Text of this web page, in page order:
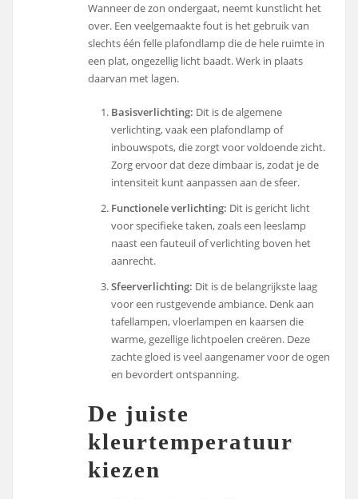
Wanneer de zon ondergaat, neemt kunstlicht het
over. Een veelgemaakte fout is het gebruik van
slechts één felle plafondlamp die de hele ruimte in
een plat, ongezellig licht baadt. Werk in plaats
daarvan met lagen.
Basisverlichting: Dit is de algemene
verlichting, vaak een plafondlamp of
inbouwspots, die zorgt voor voldoende zicht.
Zorg ervoor dat deze dimbaar is, zodat je de
intensiteit kunt aanpassen aan de sfeer.
Functionele verlichting: Dit is gericht licht
voor specifieke taken, zoals een leeslamp
naast een fauteuil of verlichting boven het
aanrecht.
Sfeerverlichting: Dit is de belangrijkste laag
voor een rustgevende ambiance. Denk aan
tafellampen, vloerlampen en kaarsen die
warme, gezellige lichtpoelen creëren. Deze
zachte gloed is veel aangenamer voor de ogen
en bevordert ontspanning.
De juiste
kleurtemperatuur
kiezen